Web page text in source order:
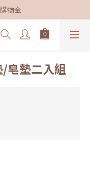
物金
皂墊二入組